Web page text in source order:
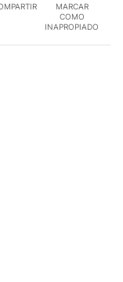
MARCAR
COMO
INAPROPIADO